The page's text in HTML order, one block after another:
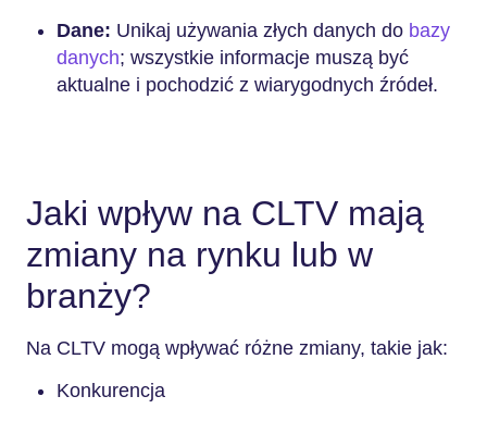
Dane: Unikaj używania złych danych do bazy
danych; wszystkie informacje muszą być
aktualne i pochodzić z wiarygodnych źródeł.
Jaki wpływ na CLTV mają
zmiany na rynku lub w
branży?
Na CLTV mogą wpływać różne zmiany, takie jak:
Konkurencja